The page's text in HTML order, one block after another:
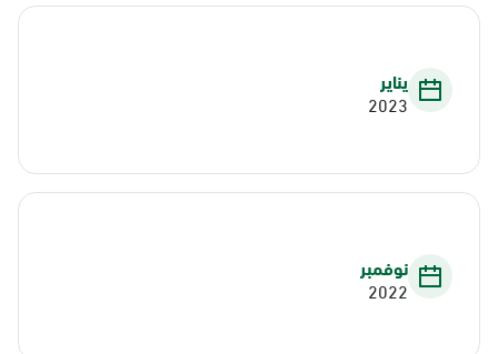
يناير
2023
نوفمبر
2022